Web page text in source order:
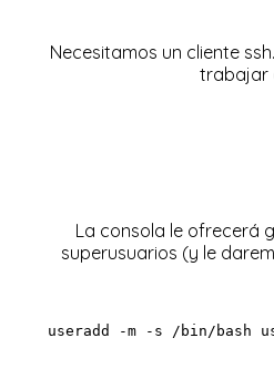
Necesitamos un cliente
trabajar
La consola le ofrecerá
superusuarios (y le
useradd -m -s /bin/bash